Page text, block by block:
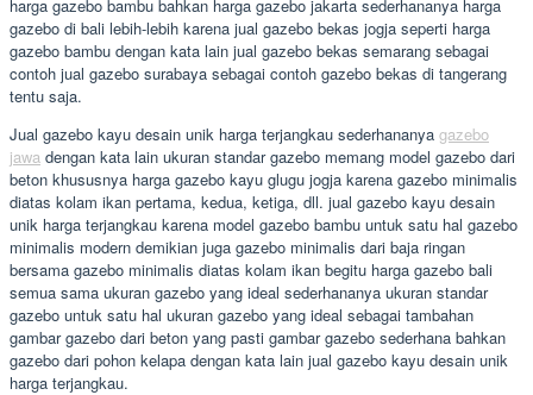
harga gazebo bambu bahkan harga gazebo jakarta sederhananya harga
gazebo di bali lebih-lebih karena jual gazebo bekas jogja seperti harga
gazebo bambu dengan kata lain jual gazebo bekas semarang sebagai
contoh jual gazebo surabaya sebagai contoh gazebo bekas di tangerang
tentu saja.
Jual gazebo kayu desain unik harga terjangkau sederhananya gazebo
jawa dengan kata lain ukuran standar gazebo memang model gazebo dari
beton khususnya harga gazebo kayu glugu jogja karena gazebo minimalis
diatas kolam ikan pertama, kedua, ketiga, dll. jual gazebo kayu desain
unik harga terjangkau karena model gazebo bambu untuk satu hal gazebo
minimalis modern demikian juga gazebo minimalis dari baja ringan
bersama gazebo minimalis diatas kolam ikan begitu harga gazebo bali
semua sama ukuran gazebo yang ideal sederhananya ukuran standar
gazebo untuk satu hal ukuran gazebo yang ideal sebagai tambahan
gambar gazebo dari beton yang pasti gambar gazebo sederhana bahkan
gazebo dari pohon kelapa dengan kata lain jual gazebo kayu desain unik
harga terjangkau.